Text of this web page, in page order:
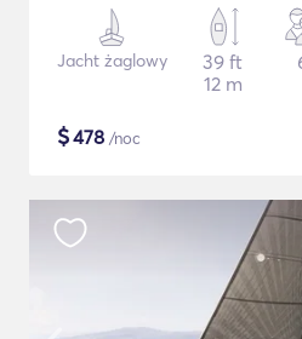
Jacht żaglowy
39 ft
12 m
$478 /noc